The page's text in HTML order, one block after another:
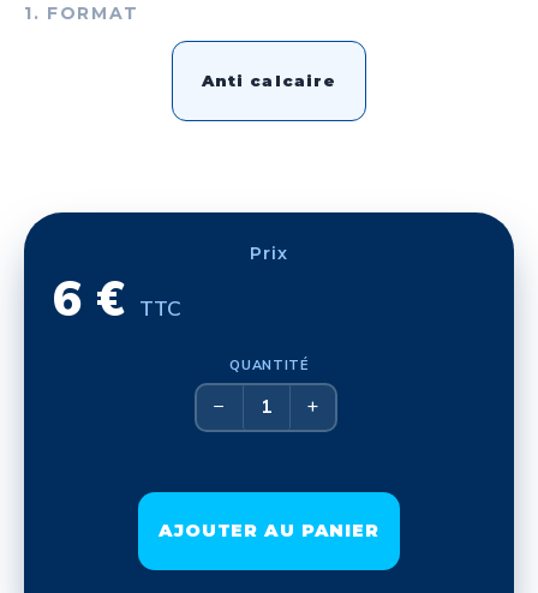
1. FORMAT
Anti calcaire
Prix
6 € TTC
Format
Effacer
QUANTITÉ
− +
AJOUTER AU PANIER